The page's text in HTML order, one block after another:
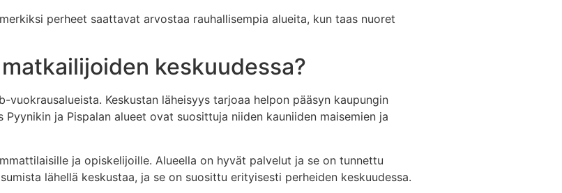
perheet saattavat arvostaa rauhallisempia alueita, kun taas nuoret
keskuudessa?
Keskustan läheisyys tarjoaa helpon pääsyn kaupungin
ja Pispalan alueet ovat suosittuja niiden kauniiden maisemien ja
ja opiskelijoille. Alueella on hyvät palvelut ja se on tunnettu
lähellä keskustaa, ja se on suosittu erityisesti perheiden keskuudessa.